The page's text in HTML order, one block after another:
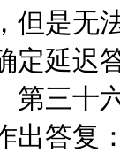
但是无
定延迟
三十六
出答复